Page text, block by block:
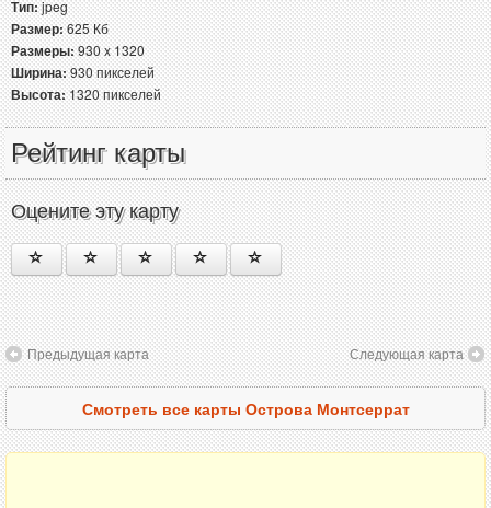
Тип:jpeg
Размер:625 Кб
Размеры:930 x 1320
Ширина:930 пикселей
Высота:1320 пикселей
Рейтинг карты
Оцените эту карту
Предыдущая карта Следующая карта
Смотреть все карты Острова Монтсеррат